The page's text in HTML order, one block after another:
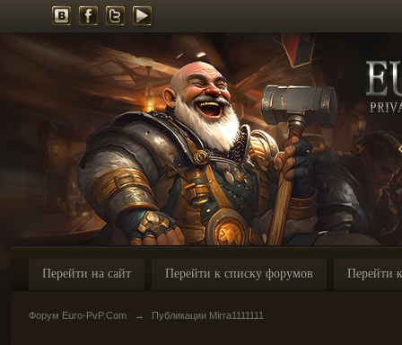
Перейти на сайт Перейти к списку форумов Перейти
Форум Euro-PvP.Com → Публикации Mirra1111111